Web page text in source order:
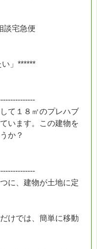
宅急便
」******
て１８㎡のプレハブ
います。この建物を
か？
に、建物が土地に定
けでは、簡単に移動